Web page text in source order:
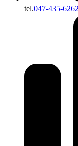
tel.047-435-6262